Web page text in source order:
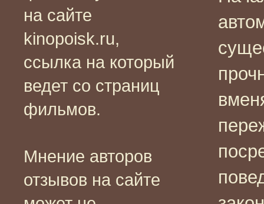
на сайте
kinopoisk.ru,
ссылка на который
ведет со страниц
фильмов.
Мнение авторов
отзывов на сайте